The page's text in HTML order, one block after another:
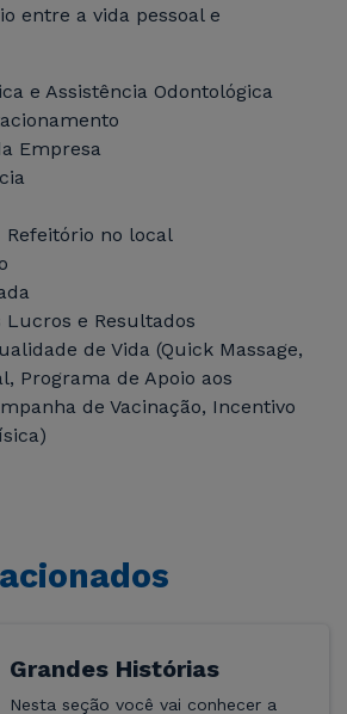
entre a vida pessoal e
e Assistência Odontológica
Empresa
Refeitório no local
Lucros e Resultados
de Vida (Quick Massage,
Programa de Apoio aos
de Vacinação, Incentivo
Grandes Histórias
Nesta seção você vai conhecer a